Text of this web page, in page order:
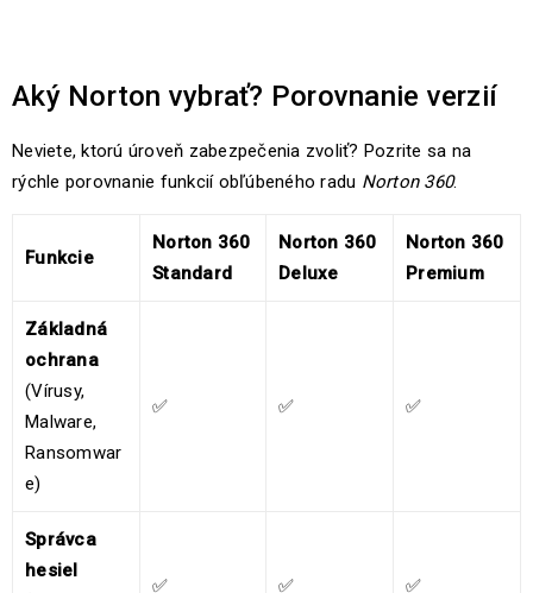
Aký Norton vybrať? Porovnanie verzií
Neviete, ktorú úroveň zabezpečenia zvoliť? Pozrite sa na
rýchle porovnanie funkcií obľúbeného radu Norton 360.
Funkcie
Norton 360
Standard
Norton 360
Deluxe
Norton 360
Premium
Základná
ochrana
(Vírusy,
Malware,
Ransomwar
e)
✅ ✅ ✅
Správca
hesiel
✅ ✅ ✅